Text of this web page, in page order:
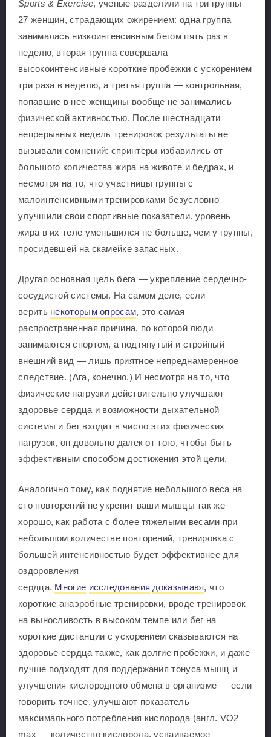
Sports & Exercise, ученые разделили на три группы
27 женщин, страдающих ожирением: одна группа
занималась низкоинтенсивным бегом пять раз в
неделю, вторая группа совершала
высокоинтенсивные короткие пробежки с ускорением
три раза в неделю, а третья группа — контрольная,
попавшие в нее женщины вообще не занимались
физической активностью. После шестнадцати
непрерывных недель тренировок результаты не
вызывали сомнений: спринтеры избавились от
большого количества жира на животе и бедрах, и
несмотря на то, что участницы группы с
малоинтенсивными тренировками безусловно
улучшили свои спортивные показатели, уровень
жира в их теле уменьшился не больше, чем у группы,
просидевшей на скамейке запасных.
Другая основная цель бега — укрепление сердечно-
сосудистой системы. На самом деле, если
верить некоторым опросам, это самая
распространенная причина, по которой люди
занимаются спортом, а подтянутый и стройный
внешний вид — лишь приятное непреднамеренное
следствие. (Ага, конечно.) И несмотря на то, что
физические нагрузки действительно улучшают
здоровье сердца и возможности дыхательной
системы и бег входит в число этих физических
нагрузок, он довольно далек от того, чтобы быть
эффективным способом достижения этой цели.
Аналогично тому, как поднятие небольшого веса на
сто повторений не укрепит ваши мышцы так же
хорошо, как работа с более тяжелыми весами при
небольшом количестве повторений, тренировка с
большей интенсивностью будет эффективнее для
оздоровления
сердца. Многие исследования доказывают, что
короткие анаэробные тренировки, вроде тренировок
на выносливость в высоком темпе или бег на
короткие дистанции с ускорением сказываются на
здоровье сердца также, как долгие пробежки, и даже
лучше подходят для поддержания тонуса мышц и
улучшения кислородного обмена в организме — если
говорить точнее, улучшают показатель
максимального потребления кислорода (англ. VO2
max — количество кислорода, усваиваемое